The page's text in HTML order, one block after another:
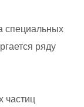
специальных
ряду
частиц